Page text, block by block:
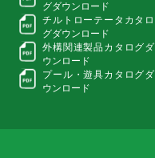
グダウンロード
チルトローテータカタロ
グダウンロード
外構関連製品カタログダ
ウンロード
プール・遊具カタログダ
ウンロード